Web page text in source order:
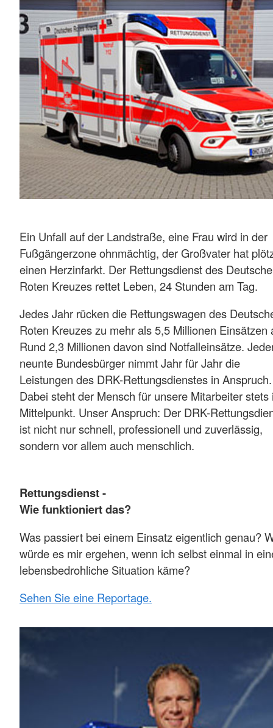
Ein Unfall auf der Landstraße, eine Frau wird in der
Fußgängerzone ohnmächtig, der Großvater hat
einen Herzinfarkt. Der Rettungsdienst des
Roten Kreuzes rettet Leben, 24 Stunden am Tag.
Jedes Jahr rücken die Rettungswagen des
Roten Kreuzes zu mehr als 5,5 Millionen Einsätzen
Rund 2,3 Millionen davon sind Notfalleinsätze.
neunte Bundesbürger nimmt Jahr für Jahr die
Leistungen des DRK-Rettungsdienstes in Anspruch.
Dabei steht der Mensch für unsere Mitarbeiter stets
Mittelpunkt. Unser Anspruch: Der DRK-
ist nicht nur schnell, professionell und zuverlässig,
sondern vor allem auch menschlich.
Rettungsdienst -
Wie funktioniert das?
Was passiert bei einem Einsatz eigentlich genau?
würde es mir ergehen, wenn ich selbst einmal in
lebensbedrohliche Situation käme?
Sehen Sie eine Reportage.